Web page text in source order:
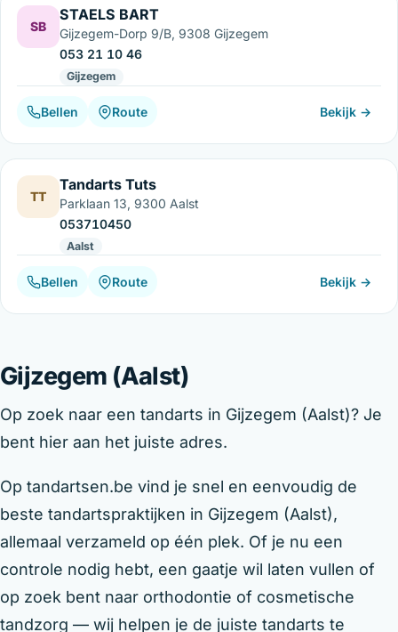
SB
STAELS BART
Gijzegem-Dorp 9/B, 9308 Gijzegem
053 21 10 46
Gijzegem
Bellen Route Bekijk →
TT
Tandarts Tuts
Parklaan 13, 9300 Aalst
053710450
Aalst
Bellen Route Bekijk →
Gijzegem (Aalst)
Op zoek naar een tandarts in Gijzegem (Aalst)? Je
bent hier aan het juiste adres.
Op tandartsen.be vind je snel en eenvoudig de
beste tandartspraktijken in Gijzegem (Aalst),
allemaal verzameld op één plek. Of je nu een
controle nodig hebt, een gaatje wil laten vullen of
op zoek bent naar orthodontie of cosmetische
tandzorg — wij helpen je de juiste tandarts te